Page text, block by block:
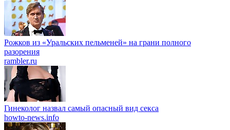
Рожков из «Уральских пельменей» на грани полного
разорения
rambler.ru
Гинеколог назвал самый опасный вид секса
howto-news.info